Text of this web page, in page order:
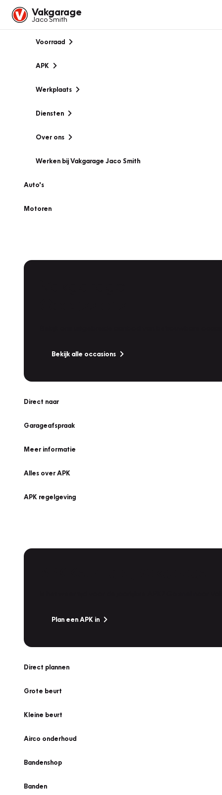
Vakgarage
Jaco Smith
Voorraad
APK
Werkplaats
Diensten
Over ons
Werken bij Vakgarage Jaco Smith
Auto's
Motoren
Bekijk alle occasions
Direct naar
Garageafspraak
Meer informatie
Alles over APK
APK regelgeving
Plan een APK in
Direct plannen
Grote beurt
Kleine beurt
Airco onderhoud
Bandenshop
Banden